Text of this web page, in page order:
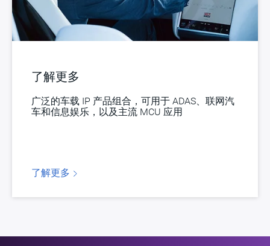
了解更多
广泛的车载 IP 产品组合，可用于 ADAS、联网汽
车和信息娱乐，以及主流 MCU 应用
了解更多